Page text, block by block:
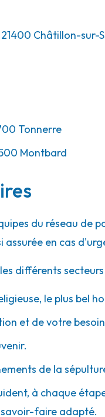
21400 Châtillon-sur-
Tonnerre
Montbard
du réseau de
en cas
différents
le plus bel
et de votre
de la
à chaque
faire adapté.